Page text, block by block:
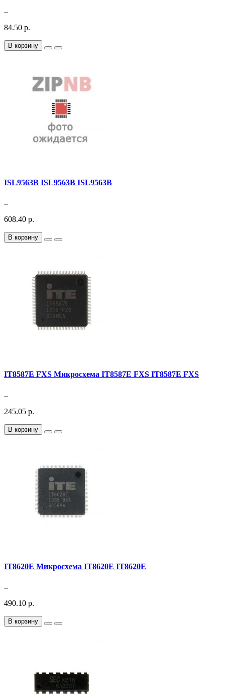
..
84.50 р.
В корзину
ISL9563B ISL9563B ISL9563B
..
608.40 р.
В корзину
IT8587E FXS Микросхема IT8587E FXS IT8587E FXS
..
245.05 р.
В корзину
IT8620E Микросхема IT8620E IT8620E
..
490.10 р.
В корзину